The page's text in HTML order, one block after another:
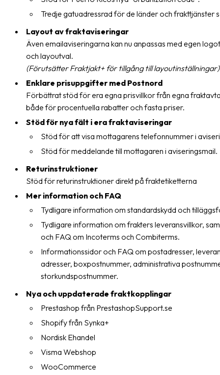
Om
Fraktjakt
Medarbetare
karriär
Nyhetsarkiv
Kontakta
oss
Allmänna
villkor
Integritet
Förbjudet
och
innehåll
Tredje gatuadressrad för de länder och frakttjänster
Layout av fraktaviseringar
Även emailaviseringarna kan nu anpassas med egen
och layoutval.
(Förutsätter Fraktjakt+ för tillgång till layoutinställningar)
Enklare prisuppgifter med Postnord
Förbättrat stöd för era egna prisvillkor från egna
både för procentuella rabatter och fasta priser.
Stöd för nya fält i era fraktaviseringar
Stöd för att visa mottagarens telefonnummer i
Stöd för meddelande till mottagaren i aviseringsmail.
Returinstruktioner
Stöd för returinstruktioner direkt på fraktetiketterna
Mer information och FAQ
Tydligare information om standardskydd och
Tydligare information om frakters leveransvillkor,
och FAQ om Incoterms och Combiterms.
Informationssidor och FAQ om postadresser,
adresser, boxpostnummer, administrativa
storkundspostnummer.
Nya och uppdaterade fraktkopplingar
Prestashop från PrestashopSupport.se
Shopify från Synka+
Nordisk Ehandel
Visma Webshop
WooCommerce